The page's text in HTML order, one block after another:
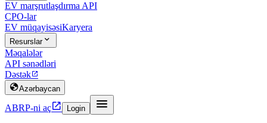
EV marşrutlaşdırma API
CPO-lar
EV müqayisəsiKaryera
Resurslar
Məqalələr
API sənədləri
Dəstək
Azərbaycan
ABRP-ni aç Login 